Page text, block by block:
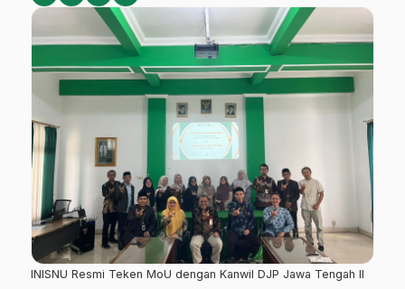
INISNU Resmi Teken MoU dengan Kanwil DJP Jawa Tengah II